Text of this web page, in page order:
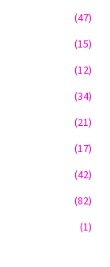
(47)
(15)
(12)
(34)
(21)
(17)
(42)
(82)
(1)